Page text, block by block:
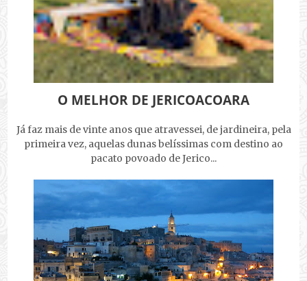
O MELHOR DE JERICOACOARA
Já faz mais de vinte anos que atravessei, de jardineira, pela
primeira vez, aquelas dunas belíssimas com destino ao
pacato povoado de Jerico...